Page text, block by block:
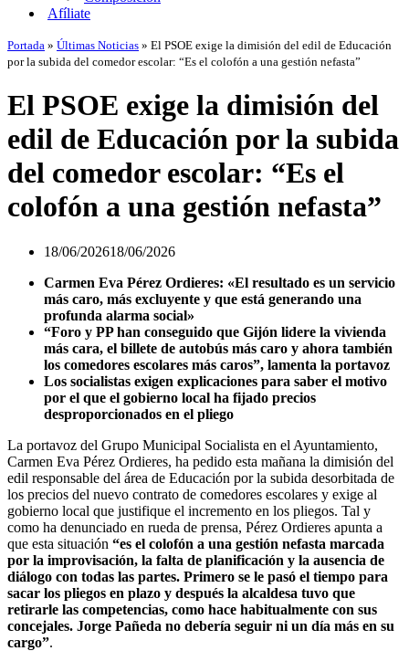
Afíliate
Portada » Últimas Noticias » El PSOE exige la dimisión del edil de Educación
por la subida del comedor escolar: “Es el colofón a una gestión nefasta”
El PSOE exige la dimisión del
edil de Educación por la subida
del comedor escolar: “Es el
colofón a una gestión nefasta”
18/06/202618/06/2026
Carmen Eva Pérez Ordieres: «El resultado es un servicio
más caro, más excluyente y que está generando una
profunda alarma social»
“Foro y PP han conseguido que Gijón lidere la vivienda
más cara, el billete de autobús más caro y ahora también
los comedores escolares más caros”, lamenta la portavoz
Los socialistas exigen explicaciones para saber el motivo
por el que el gobierno local ha fijado precios
desproporcionados en el pliego
La portavoz del Grupo Municipal Socialista en el Ayuntamiento,
Carmen Eva Pérez Ordieres, ha pedido esta mañana la dimisión del
edil responsable del área de Educación por la subida desorbitada de
los precios del nuevo contrato de comedores escolares y exige al
gobierno local que justifique el incremento en los pliegos. Tal y
como ha denunciado en rueda de prensa, Pérez Ordieres apunta a
que esta situación “es el colofón a una gestión nefasta marcada
por la improvisación, la falta de planificación y la ausencia de
diálogo con todas las partes. Primero se le pasó el tiempo para
sacar los pliegos en plazo y después la alcaldesa tuvo que
retirarle las competencias, como hace habitualmente con sus
concejales. Jorge Pañeda no debería seguir ni un día más en su
cargo”.